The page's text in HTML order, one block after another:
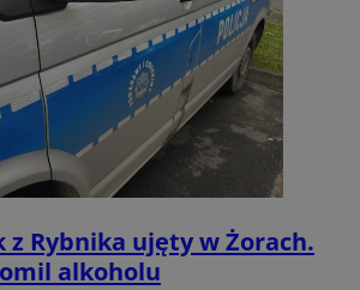
z Rybnika ujęty w Żorach.
alkoholu